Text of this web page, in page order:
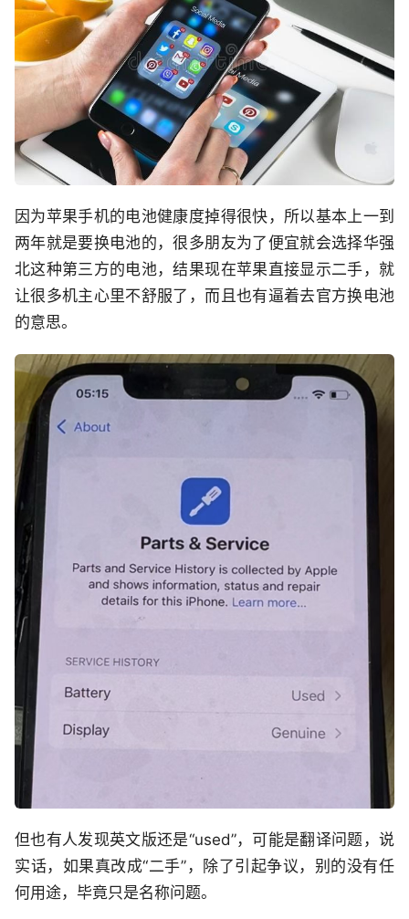
因为苹果手机的电池健康度掉得很快，所以基本上一到
两年就是要换电池的，很多朋友为了便宜就会选择华强
北这种第三方的电池，结果现在苹果直接显示二手，就
让很多机主心里不舒服了，而且也有逼着去官方换电池
的意思。
但也有人发现英文版还是“used”，可能是翻译问题，说
实话，如果真改成“二手”，除了引起争议，别的没有任
何用途，毕竟只是名称问题。